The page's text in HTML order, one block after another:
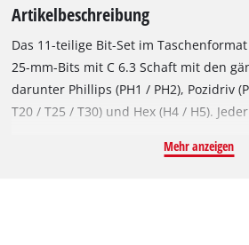
Artikelbeschreibung
Das 11-teilige Bit-Set im
25-mm-Bits mit C 6.3 Schaft mit den
darunter Phillips (PH1 / PH2), Pozidriv
T20 / T25 / T30) und Hex (H4 / H5).
Abtriebsmarkierung versehen, die
Mehr anzeigen